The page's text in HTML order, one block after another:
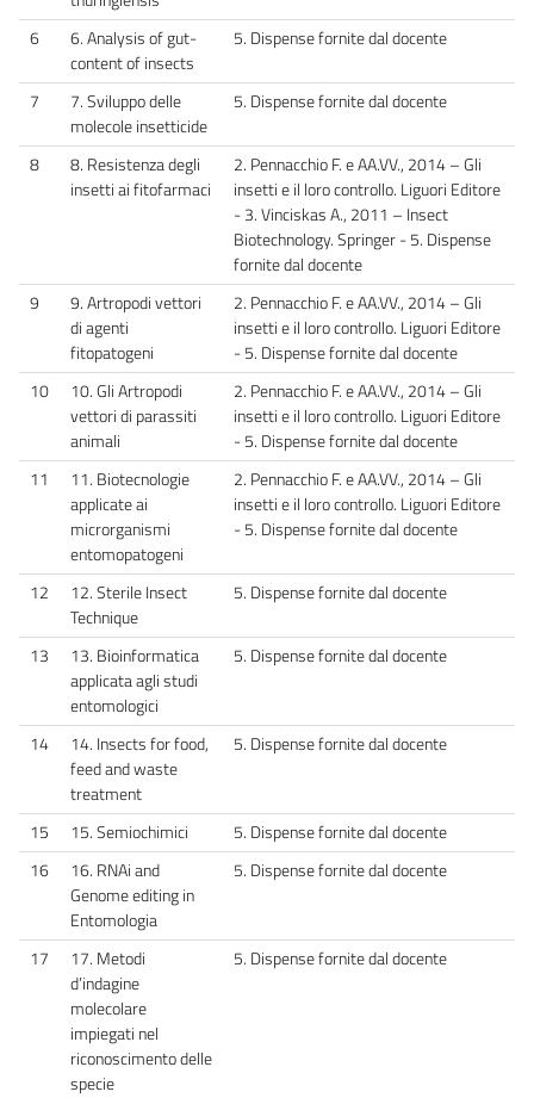
6
6. Analysis of gut-
content of insects
5. Dispense fornite dal docente
7
7. Sviluppo delle
molecole insetticide
5. Dispense fornite dal docente
8
8. Resistenza degli
insetti ai fitofarmaci
2. Pennacchio F. e AA.VV., 2014 – Gli
insetti e il loro controllo. Liguori Editore
- 3. Vinciskas A., 2011 – Insect
Biotechnology. Springer - 5. Dispense
fornite dal docente
9
9. Artropodi vettori
di agenti
fitopatogeni
2. Pennacchio F. e AA.VV., 2014 – Gli
insetti e il loro controllo. Liguori Editore
- 5. Dispense fornite dal docente
10
10. Gli Artropodi
vettori di parassiti
animali
2. Pennacchio F. e AA.VV., 2014 – Gli
insetti e il loro controllo. Liguori Editore
- 5. Dispense fornite dal docente
11
11. Biotecnologie
applicate ai
microrganismi
entomopatogeni
2. Pennacchio F. e AA.VV., 2014 – Gli
insetti e il loro controllo. Liguori Editore
- 5. Dispense fornite dal docente
12
12. Sterile Insect
Technique
5. Dispense fornite dal docente
13
13. Bioinformatica
applicata agli studi
entomologici
5. Dispense fornite dal docente
14
14. Insects for food,
feed and waste
treatment
5. Dispense fornite dal docente
15 15. Semiochimici
5. Dispense fornite dal docente
16
16. RNAi and
Genome editing in
Entomologia
5. Dispense fornite dal docente
17
17. Metodi
d’indagine
molecolare
impiegati nel
riconoscimento delle
specie
5. Dispense fornite dal docente